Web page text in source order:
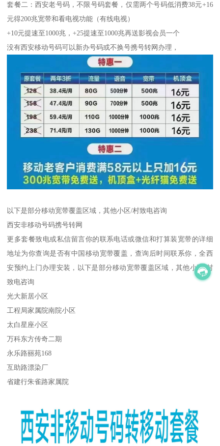
套餐二：西安老号码，不限号码套餐，仅需两个号码低消费38元+16
元得200兆宽带和看电视功能（有线电视）
+10元提速至1000兆，+25提速至1000兆再送影视会员一个
没有西安移动号码可以新办号码或不换号携号转网办理，
以下是部分移动宽带覆盖区域，其他小区/村致电咨询
西安非移动号码携号转网
更多套餐致电或私信留言你的联系电话或微信和打算装宽带的详细
地址为你查询是否有中国移动宽带覆盖，查询后时间联系你，全西
安预约上门办理安装，以下是部分移动宽带覆盖区域，其他小区/村
致电咨询
光大新居小区
工程局家属院南院小区
太白星座小区
万科东方传奇二期
永乐路丽苑168
互助路漂染厂
省建行朱雀路家属院